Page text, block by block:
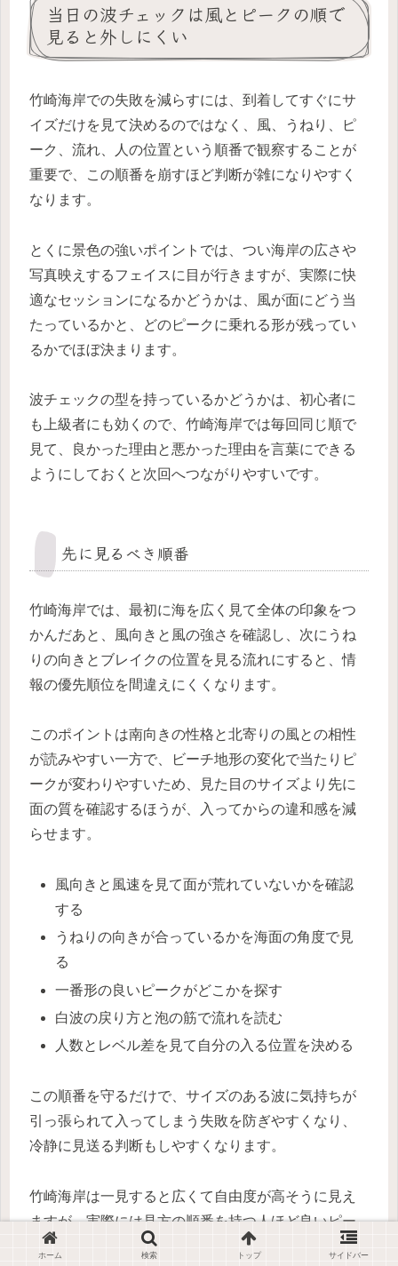
当日の波チェックは風とピークの順で
見ると外しにくい
竹崎海岸での失敗を減らすには、到着してすぐにサ
イズだけを見て決めるのではなく、風、うねり、ピ
ーク、流れ、人の位置という順番で観察することが
重要で、この順番を崩すほど判断が雑になりやすく
なります。
とくに景色の強いポイントでは、つい海岸の広さや
写真映えするフェイスに目が行きますが、実際に快
適なセッションになるかどうかは、風が面にどう当
たっているかと、どのピークに乗れる形が残ってい
るかでほぼ決まります。
波チェックの型を持っているかどうかは、初心者に
も上級者にも効くので、竹崎海岸では毎回同じ順で
見て、良かった理由と悪かった理由を言葉にできる
ようにしておくと次回へつながりやすいです。
先に見るべき順番
竹崎海岸では、最初に海を広く見て全体の印象をつ
かんだあと、風向きと風の強さを確認し、次にうね
りの向きとブレイクの位置を見る流れにすると、情
報の優先順位を間違えにくくなります。
このポイントは南向きの性格と北寄りの風との相性
が読みやすい一方で、ビーチ地形の変化で当たりピ
ークが変わりやすいため、見た目のサイズより先に
面の質を確認するほうが、入ってからの違和感を減
らせます。
風向きと風速を見て面が荒れていないかを確認
する
うねりの向きが合っているかを海面の角度で見
る
一番形の良いピークがどこかを探す
白波の戻り方と泡の筋で流れを読む
人数とレベル差を見て自分の入る位置を決める
この順番を守るだけで、サイズのある波に気持ちが
引っ張られて入ってしまう失敗を防ぎやすくなり、
冷静に見送る判断もしやすくなります。
竹崎海岸は一見すると広くて自由度が高そうに見え
ますが、実際には見方の順番を持つ人ほど良いピー
クへ自然にたどり着きやすいポイントです。
ホーム 検索 トップ サイドバー